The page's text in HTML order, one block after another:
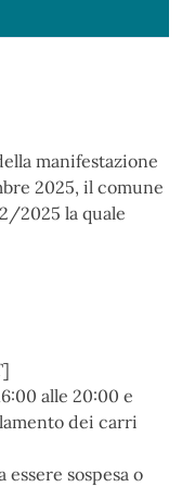
manifestazione
2025, il comune
2025 la quale
alle 20:00 e
dei carri
sospesa o